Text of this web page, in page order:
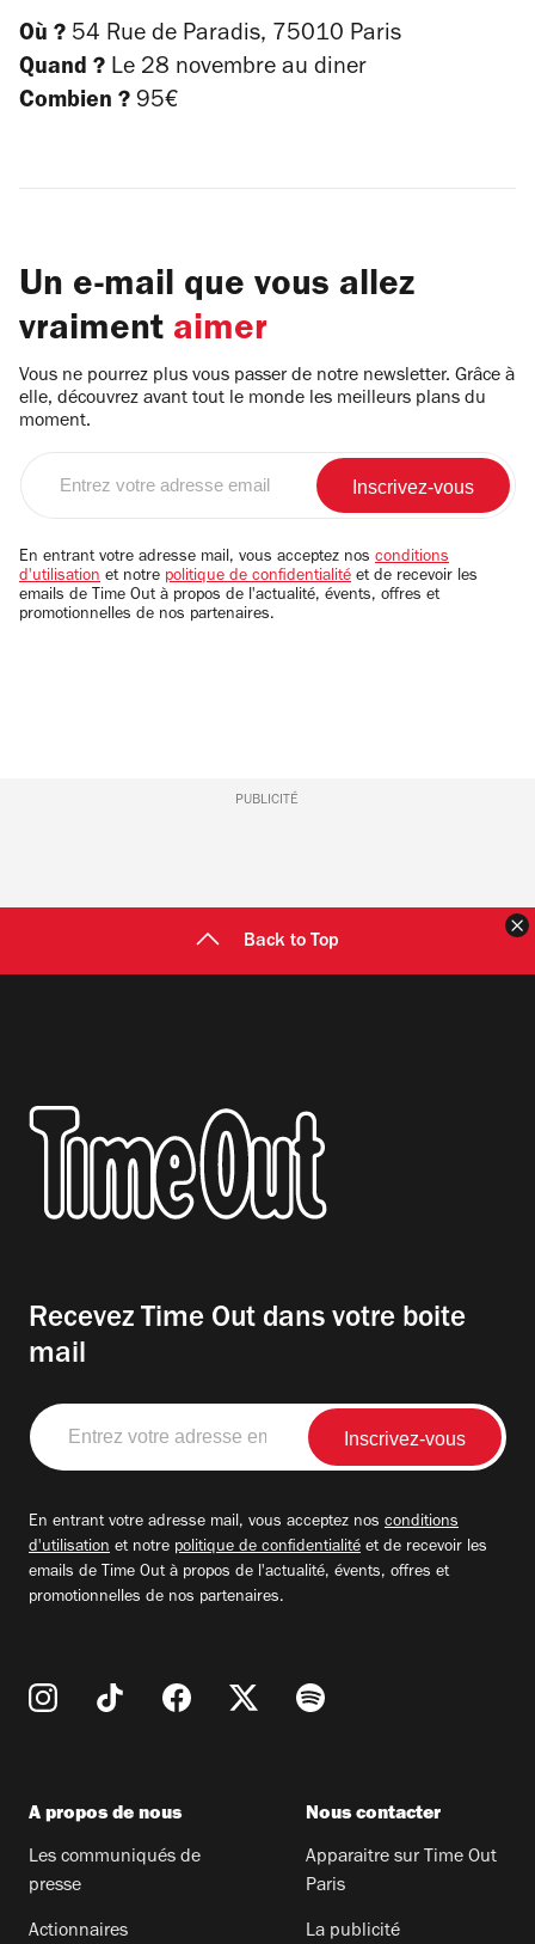
Où ? 54 Rue de Paradis, 75010 Paris
Quand ? Le 28 novembre au diner
Combien ? 95€
Un e-mail que vous allez
vraiment aimer
Vous ne pourrez plus vous passer de notre newsletter. Grâce à
elle, découvrez avant tout le monde les meilleurs plans du
moment.
email
En entrant votre adresse mail, vous acceptez nos conditions
d'utilisation et notre politique de confidentialité et de recevoir les
emails de Time Out à propos de l'actualité, évents, offres et
promotionnelles de nos partenaires.
PUBLICITÉ
Back to Top
Recevez Time Out dans votre boite
mail
Entrez
votre
adresse
En entrant votre adresse mail, vous acceptez nos conditions
d'utilisation et notre politique de confidentialité et de recevoir les
emails de Time Out à propos de l'actualité, évents, offres et
promotionnelles de nos partenaires.
A propos de nous
Les communiqués de
presse
Actionnaires
Nous contacter
Apparaitre sur Time Out
Paris
La publicité